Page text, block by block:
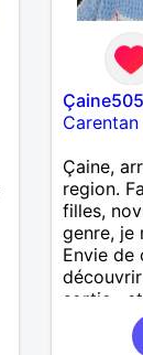
Carentan
Çaine,
region.
filles,
genre, je
Envie de
sortie ,